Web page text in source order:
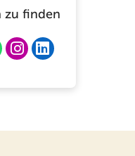
zu finden